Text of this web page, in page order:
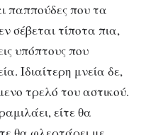
παππούδες που τα
σέβεται τίποτα πια,
υπόπτους που
Ιδιαίτερη μνεία δε,
τρελό του αστικού.
είτε θα